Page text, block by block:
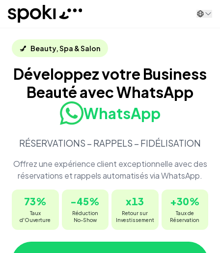
Spoki
💅 Beauty, Spa & Salon
Développez votre Business
Beauté avec WhatsApp
WhatsApp
RÉSERVATIONS – RAPPELS – FIDÉLISATION
Offrez une expérience client exceptionnelle avec des
réservations et rappels automatisés via WhatsApp.
73%
Taux
d'Ouverture
-45%
Réduction
No-Show
x13
Retour sur
Investissement
+30%
Taux de
Réservation